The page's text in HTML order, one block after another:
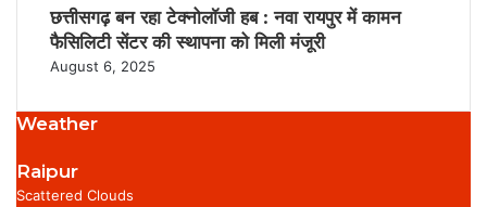
छत्तीसगढ़ बन रहा टेक्नोलॉजी हब : नवा रायपुर में कामन
फैसिलिटी सेंटर की स्थापना को मिली मंजूरी
August 6, 2025
Weather
Raipur
Scattered Clouds